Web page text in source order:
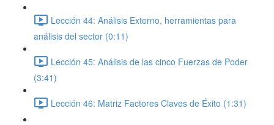
Lección 44: Análisis Externo, herramientas para
análisis del sector (0:11)
Lección 45: Análisis de las cinco Fuerzas de Poder
(3:41)
Lección 46: Matriz Factores Claves de Éxito (1:31)